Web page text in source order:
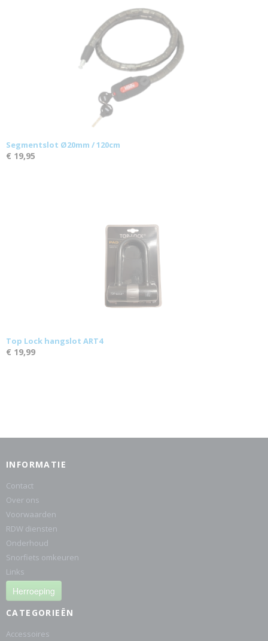
Segmentslot Ø20mm / 120cm
€ 19,95
Top Lock hangslot ART4
€ 19,99
INFORMATIE
Contact
Over ons
Voorwaarden
RDW diensten
Onderhoud
Snorfiets omkeuren
Links
Herroeping
CATEGORIEËN
Accessoires